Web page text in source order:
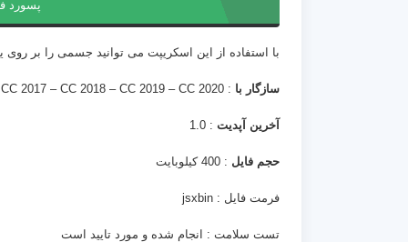
پسورد
با استفاده از این اسکریپت می توانید جسمی را بر
سازگار با : After Effects – CC 2017 – CC 2018 – CC 2019 – CC 2020
آخرین آپدیت : 1.0
حجم فایل : 400 کیلوبایت
فرمت فایل : jsxbin
تست سلامت : انجام شده و مورد تایید است